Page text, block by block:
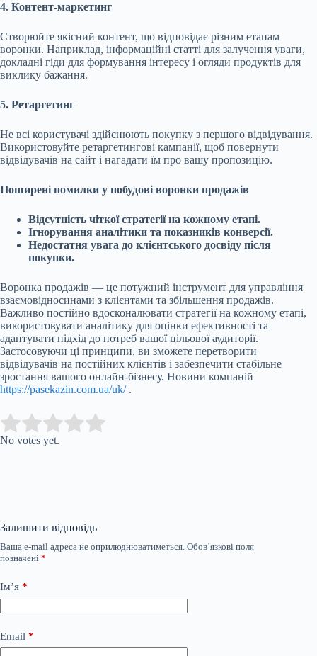
4. Контент-маркетинг
Створюйте якісний контент, що відповідає різним етапам
воронки. Наприклад, інформаційні статті для залучення уваги,
докладні гіди для формування інтересу і огляди продуктів для
виклику бажання.
5. Ретаргетинг
Не всі користувачі здійснюють покупку з першого відвідування.
Використовуйте ретаргетингові кампанії, щоб повернути
відвідувачів на сайт і нагадати їм про вашу пропозицію.
Поширені помилки у побудові воронки продажів
Відсутність чіткої стратегії на кожному етапі.
Ігнорування аналітики та показників конверсії.
Недостатня увага до клієнтського досвіду після
покупки.
Воронка продажів — це потужний інструмент для управління
взаємовідносинами з клієнтами та збільшення продажів.
Важливо постійно вдосконалювати стратегії на кожному етапі,
використовувати аналітику для оцінки ефективності та
адаптувати підхід до потреб вашої цільової аудиторії.
Застосовуючи ці принципи, ви зможете перетворити
відвідувачів на постійних клієнтів і забезпечити стабільне
зростання вашого онлайн-бізнесу. Новини компаній
https://pasekazin.com.ua/uk/.
Rate this item:
No votes yet.
Залишити відповідь
Ваша e-mail адреса не оприлюднюватиметься. Обов’язкові поля
позначені *
Ім’я *
Email *